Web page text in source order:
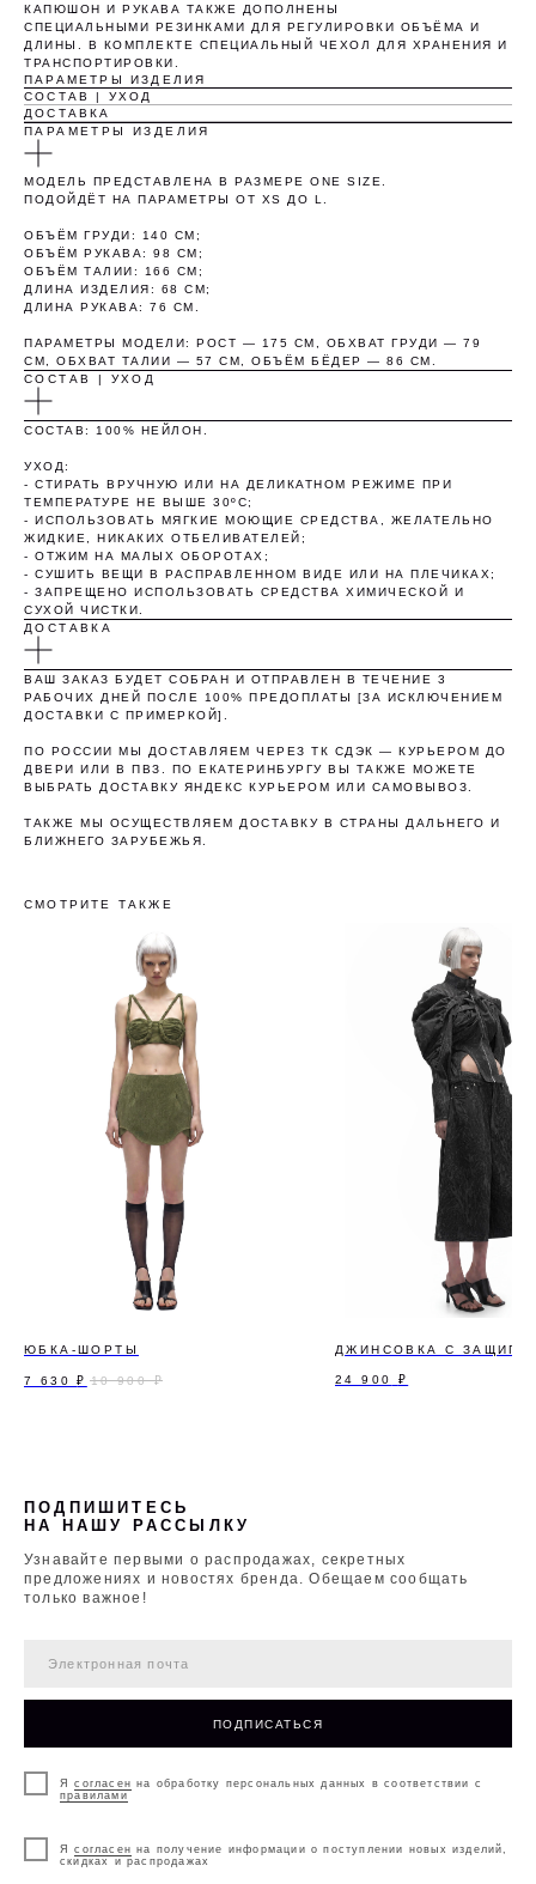
КАПЮШОН И РУКАВА ТАКЖЕ ДОПОЛНЕНЫ
СПЕЦИАЛЬНЫМИ РЕЗИНКАМИ ДЛЯ РЕГУЛИРОВКИ ОБЪЁМА И
ДЛИНЫ. В КОМПЛЕКТЕ СПЕЦИАЛЬНЫЙ ЧЕХОЛ ДЛЯ ХРАНЕНИЯ И
ТРАНСПОРТИРОВКИ.
ПАРАМЕТРЫ ИЗДЕЛИЯ
СОСТАВ | УХОД
ДОСТАВКА
ПАРАМЕТРЫ ИЗДЕЛИЯ
МОДЕЛЬ ПРЕДСТАВЛЕНА В РАЗМЕРЕ ONE SIZE.
ПОДОЙДЁТ НА ПАРАМЕТРЫ ОТ XS ДО L.
ОБЪЁМ ГРУДИ: 140 СМ;
ОБЪЁМ РУКАВА: 98 СМ;
ОБЪЁМ ТАЛИИ: 166 СМ;
ДЛИНА ИЗДЕЛИЯ: 68 СМ;
ДЛИНА РУКАВА: 76 СМ.
ПАРАМЕТРЫ МОДЕЛИ: РОСТ — 175 СМ, ОБХВАТ ГРУДИ — 79
СМ, ОБХВАТ ТАЛИИ — 57 СМ, ОБЪЁМ БЁДЕР — 86 СМ.
СОСТАВ | УХОД
СОСТАВ: 100% НЕЙЛОН.
УХОД:
- СТИРАТЬ ВРУЧНУЮ ИЛИ НА ДЕЛИКАТНОМ РЕЖИМЕ ПРИ
ТЕМПЕРАТУРЕ НЕ ВЫШЕ 30ºС;
- ИСПОЛЬЗОВАТЬ МЯГКИЕ МОЮЩИЕ СРЕДСТВА, ЖЕЛАТЕЛЬНО
ЖИДКИЕ, НИКАКИХ ОТБЕЛИВАТЕЛЕЙ;
- ОТЖИМ НА МАЛЫХ ОБОРОТАХ;
- СУШИТЬ ВЕЩИ В РАСПРАВЛЕННОМ ВИДЕ ИЛИ НА ПЛЕЧИКАХ;
- ЗАПРЕЩЕНО ИСПОЛЬЗОВАТЬ СРЕДСТВА ХИМИЧЕСКОЙ И
СУХОЙ ЧИСТКИ.
ДОСТАВКА
ВАШ ЗАКАЗ БУДЕТ СОБРАН И ОТПРАВЛЕН В ТЕЧЕНИЕ 3
РАБОЧИХ ДНЕЙ ПОСЛЕ 100% ПРЕДОПЛАТЫ [ЗА ИСКЛЮЧЕНИЕМ
ДОСТАВКИ С ПРИМЕРКОЙ].
ПО РОССИИ МЫ ДОСТАВЛЯЕМ ЧЕРЕЗ ТК СДЭК — КУРЬЕРОМ ДО
ДВЕРИ ИЛИ В ПВЗ. ПО ЕКАТЕРИНБУРГУ ВЫ ТАКЖЕ МОЖЕТЕ
ВЫБРАТЬ ДОСТАВКУ ЯНДЕКС КУРЬЕРОМ ИЛИ САМОВЫВОЗ.
ТАКЖЕ МЫ ОСУЩЕСТВЛЯЕМ ДОСТАВКУ В СТРАНЫ ДАЛЬНЕГО И
БЛИЖНЕГО ЗАРУБЕЖЬЯ.
СМОТРИТЕ ТАКЖЕ
ЮБКА-ШОРТЫ
7 630 ₽ 10 900 ₽
ДЖИНСОВКА С
24 900 ₽
Ясогласен на обработку персональных данных в соответствии с
правилами
Ясогласен на получение информации о поступлении новых изделий,
скидках и распродажах
ПОДПИСАТЬСЯ
ПОДПИШИТЕСЬ
НА НАШУ РАССЫЛКУ
Узнавайте первыми о распродажах, секретных
предложениях и новостях бренда. Обещаем сообщать
только важное!
Оплата частями
картой любого банка, остальное — тремя
платежами раз в две недели.
Оплата
сегодня
Через 2
недели
Понятно